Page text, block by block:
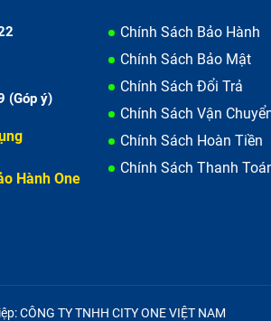
(Góp ý)
Hành One
Chính Sách Bảo Hành
Chính Sách Bảo Mật
Chính Sách Đổi Trả
Chính Sách Vận
Chính Sách Hoàn Tiền
Chính Sách Thanh
CÔNG TY TNHH CITY ONE VIỆT NAM